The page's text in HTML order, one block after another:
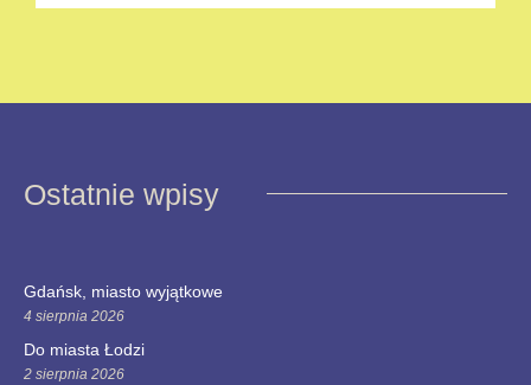
Ostatnie wpisy
Gdańsk, miasto wyjątkowe
4 sierpnia 2026
Do miasta Łodzi
2 sierpnia 2026